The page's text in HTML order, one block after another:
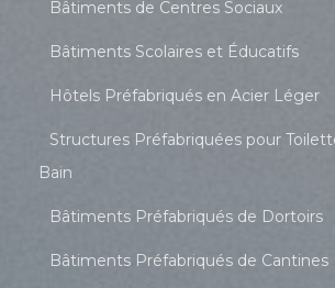
Bâtiments de Centres Sociaux
Bâtiments Scolaires et Éducatifs
Hôtels Préfabriqués en Acier Léger
Structures Préfabriquées pour
Bain
Bâtiments Préfabriqués de Dortoirs
Bâtiments Préfabriqués de Cantines